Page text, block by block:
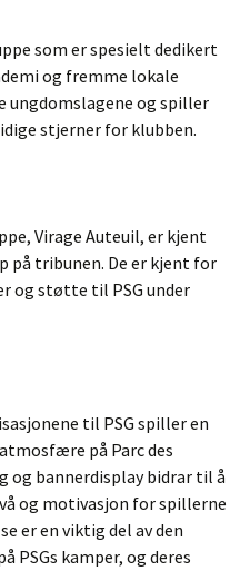
som er spesielt dedikert
og fremme lokale
ungdomslagene og spiller
stjerner for klubben.
Virage Auteuil, er kjent
på tribunen. De er kjent for
og støtte til PSG under
til PSG spiller en
på Parc des
og bannerdisplay bidrar til å
og motivasjon for spillerne
er en viktig del av den
PSGs kamper, og deres